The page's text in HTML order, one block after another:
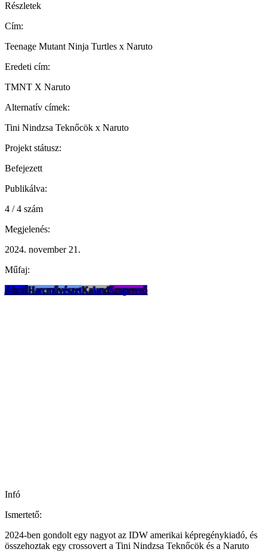
Részletek
Cím:
Teenage Mutant Ninja Turtles x Naruto
Eredeti cím:
TMNT X Naruto
Alternatív címek:
Tini Nindzsa Teknőcök x Naruto
Projekt státusz:
Befejezett
Publikálva:
4 / 4 szám
Megjelenés:
2024. november 21.
Műfaj:
AkcióHarcművészetKalandSzupererő
Infó
Ismertető:
2024-ben gondolt egy nagyot az IDW amerikai képregénykiadó, és
összehoztak egy crossovert a Tini Nindzsa Teknőcök és a Naruto